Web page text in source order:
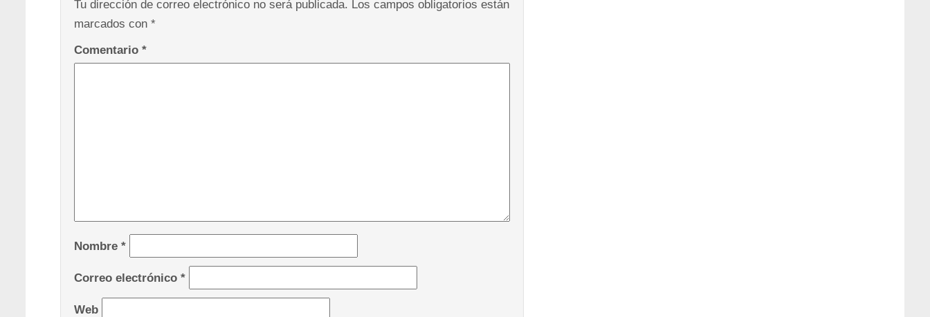
Tu dirección de correo electrónico no será publicada. Los campos obligatorios están
marcados con *
Comentario *
Nombre *
Correo electrónico *
Web